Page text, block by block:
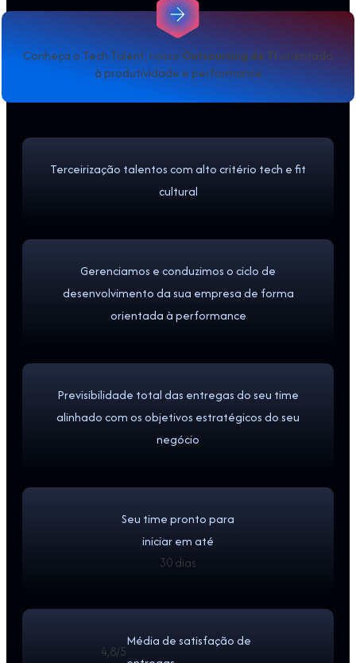
Conheça o Tech Talent, nosso Outsourcing de TI orientado
à produtividade e performance
Terceirização talentos com alto critério tech e fit
cultural
Gerenciamos e conduzimos o ciclo de
desenvolvimento da sua empresa de forma
orientada à performance
Previsibilidade total das entregas do seu time
alinhado com os objetivos estratégicos do seu
negócio
Seu time pronto para
iniciar em até
30 dias
4,8/5
Média de satisfação de